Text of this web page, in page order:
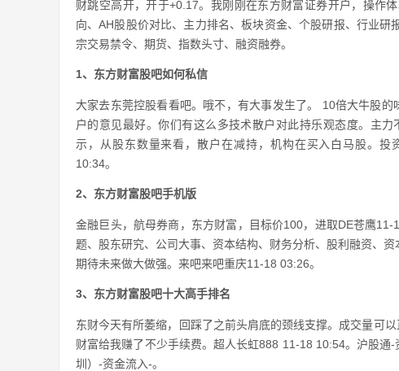
财跳空高开，开于+0.17。我刚刚在东方财富证券开户，操作
向、AH股股价对比、主力排名、板块资金、个股研报、行业
宗交易禁令、期货、指数头寸、融资融券。
1、东方财富股吧如何私信
大家去东莞控股看看吧。哦不，有大事发生了。 10倍大牛股
户的意见最好。你们有这么多技术散户对此持乐观态度。主
示，从股东数量来看，散户在减持，机构在买入白马股。
10:34。
2、东方财富股吧手机版
金融巨头，航母券商，东方财富，目标价100，进取DE苍鹰
题、股东研究、公司大事、资本结构、财务分析、股利融资、
期待未来做大做强。来吧来吧重庆11-18 03:26。
3、东方财富股吧十大高手排名
东财今天有所萎缩，回踩了之前头肩底的颈线支撑。成交量可
财富给我赚了不少手续费。超人长虹888 11-18 10:54。沪股
圳）-资金流入-。